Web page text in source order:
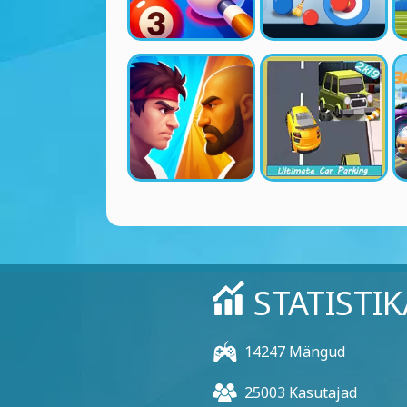
14247 Mängud
25003 Kasutajad